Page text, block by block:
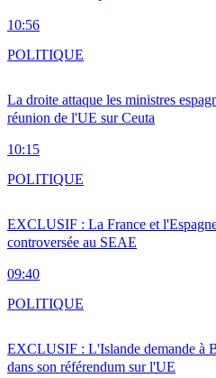
10:56
La droite attaque les ministres
réunion de l'UE sur Ceuta
10:15
POLITIQUE
EXCLUSIF : La France et
controversée au SEAE
09:40
POLITIQUE
EXCLUSIF : L'Islande demande à
dans son référendum sur l'UE
POLITIQUE